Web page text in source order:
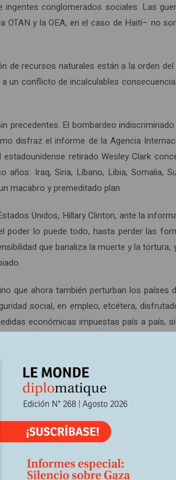
conglomerados sociales. Las
y la OEA, en el caso de Haití– no
de recursos naturales están a la orden
conflicto de incalculables
El bombardeo
disfraz el informe de la Agencia
retirado Wesley Clark
Iraq, Siria, Líbano, Libia, Somalia,
macabro y premeditado plan.
Unidos, Hillary Clinton, ante la
lo puede todo, hasta perder las
que banaliza la muerte y la tortura,
que ahora también perturban los
social, en empleo, etcétera,
económicas impuestas país a país,
internacional.
Dos consignas dicientes y
conjunto, y su paradigma para el cual
vez esta es la principal novedad de
todo lo cual revela que la democracia
–en lo económico– el
la crisis, así como las crecientes
no extraña esta actitud. La ausencia de